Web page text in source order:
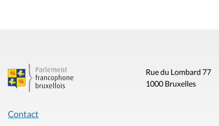
Rue du Lombard 77
1000 Bruxelles
Contact